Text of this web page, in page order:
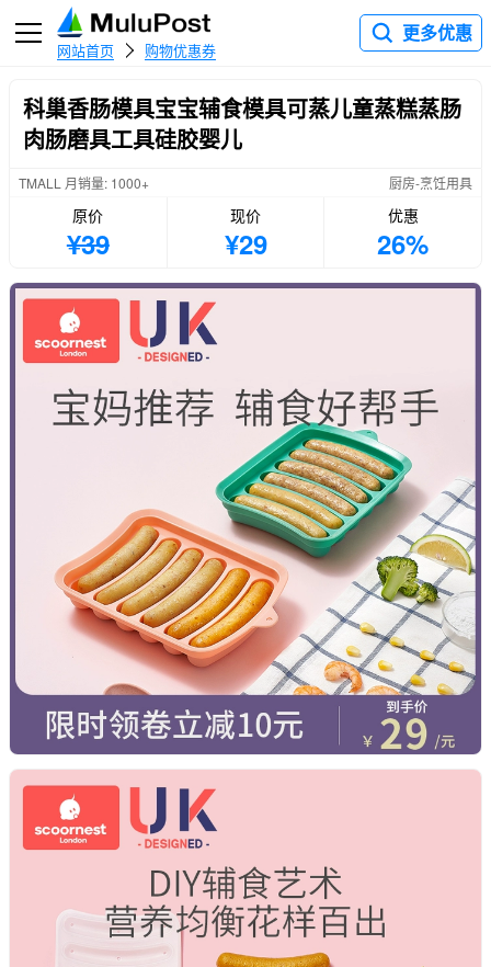
网站首页 购物优惠券
更多优惠
科巢香肠模具宝宝辅食模具可蒸儿童蒸糕蒸肠
肉肠磨具工具硅胶婴儿
TMALL 月销量: 1000+ 厨房-烹饪用具
原价
¥39
现价
¥29
优惠
26%